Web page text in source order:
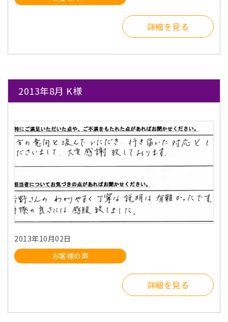
詳細を見る
2013年8月 K様
2013年10月02日
お客様の声
詳細を見る